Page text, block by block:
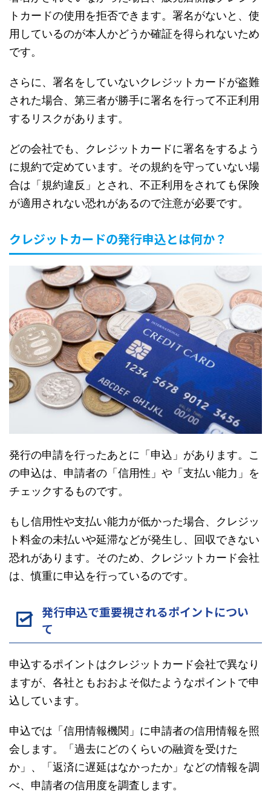
トカードの使用を拒否できます。署名がないと、使
用しているのが本人かどうか確証を得られないため
です。
さらに、署名をしていないクレジットカードが盗難
された場合、第三者が勝手に署名を行って不正利用
するリスクがあります。
どの会社でも、クレジットカードに署名をするよう
に規約で定めています。その規約を守っていない場
合は「規約違反」とされ、不正利用をされても保険
が適用されない恐れがあるので注意が必要です。
クレジットカードの発行申込とは何か？
発行の申請を行ったあとに「申込」があります。こ
の申込は、申請者の「信用性」や「支払い能力」を
チェックするものです。
もし信用性や支払い能力が低かった場合、クレジッ
ト料金の未払いや延滞などが発生し、回収できない
恐れがあります。そのため、クレジットカード会社
は、慎重に申込を行っているのです。
発行申込で重要視されるポイントについ
て
申込するポイントはクレジットカード会社で異なり
ますが、各社ともおおよそ似たようなポイントで申
込しています。
申込では「信用情報機関」に申請者の信用情報を照
会します。「過去にどのくらいの融資を受けた
か」、「返済に遅延はなかったか」などの情報を調
べ、申請者の信用度を調査します。